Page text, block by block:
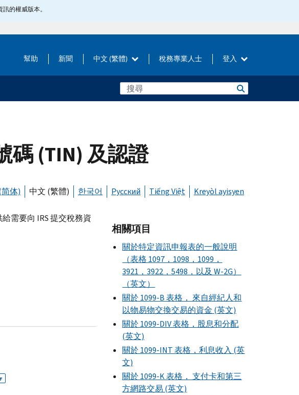
的權威版本。
幫助 新聞 中文 (繁體) 稅務專業人士 登入
碼 (TIN) 及認證
体) 中文 (繁體) 한국어 Русский Tiếng Việt Kreyòl ayisyen
給需要向 IRS提交稅務資
相關項目
關於特定資訊申報表的一般說明
（表格 1097，1098，1099，
3921，3922，5498，以及 W-2G）
（英文）
關於 1099-B 表格， 來自經紀人和
以物易物交換交易的資金 (英文)
關於 1099-DIV 表格，股息和分配
(英文)
關於 1099-INT 表格，利息收入 (英
文)
關於 1099-K 表格， 支付卡和第三
方網路交易 (英文)